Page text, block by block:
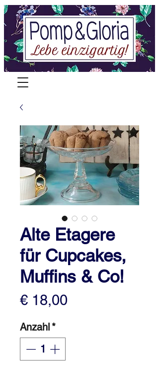
Alte Etagere
für Cupcakes,
Muffins & Co!
€ 18,00
Anzahl*